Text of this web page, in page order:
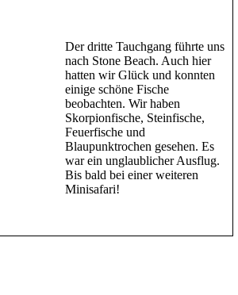
Der dritte Tauchgang führte uns
nach Stone Beach. Auch hier
hatten wir Glück und konnten
einige schöne Fische
beobachten. Wir haben
Skorpionfische, Steinfische,
Feuerfische und
Blaupunktrochen gesehen. Es
war ein unglaublicher Ausflug.
Bis bald bei einer weiteren
Minisafari!